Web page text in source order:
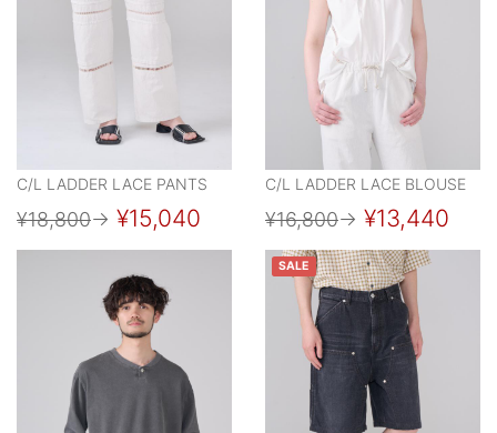
C/L LADDER LACE PANTS
¥18,800→ ¥15,040
C/L LADDER LACE BLOUSE
¥16,800→ ¥13,440
SALE